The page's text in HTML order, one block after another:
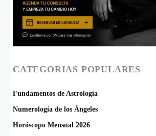
CATEGORIAS POPULARES
Fundamentos de Astrología
Numerología de los Ángeles
Horóscopo Mensual 2026